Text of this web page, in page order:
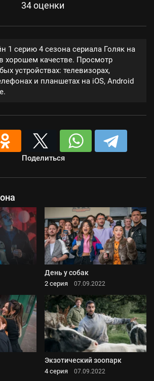
34 оценки
1 серию 4 сезона сериала Голяк на
хорошем качестве. Просмотр
устройствах: телевизорах,
и планшетах на iOS, Android
Поделиться
День у собак
2 серия 07.09.2022
Экзотический зоопарк
4 серия 07.09.2022